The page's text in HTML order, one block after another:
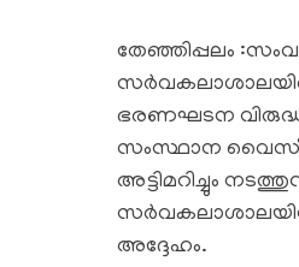
തേഞ്ഞിപ്പലം
ഭരണഘടന
സംസ്ഥാന വൈസ്
അട്ടിമറിച്ചും
അദ്ദേഹം.